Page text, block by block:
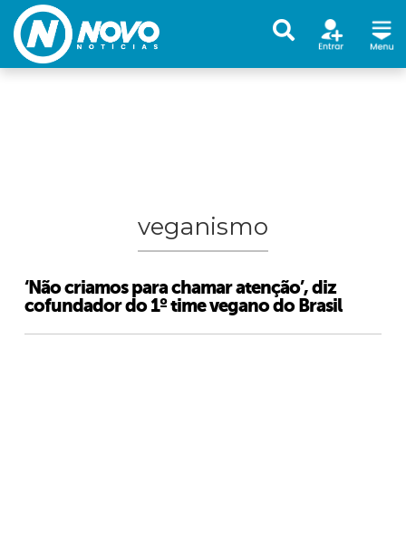
veganismo
‘Não criamos para chamar atenção’, diz
cofundador do 1º time vegano do Brasil